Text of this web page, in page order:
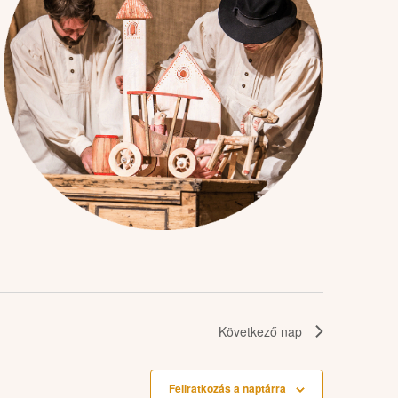
Következő nap
Feliratkozás a naptárra